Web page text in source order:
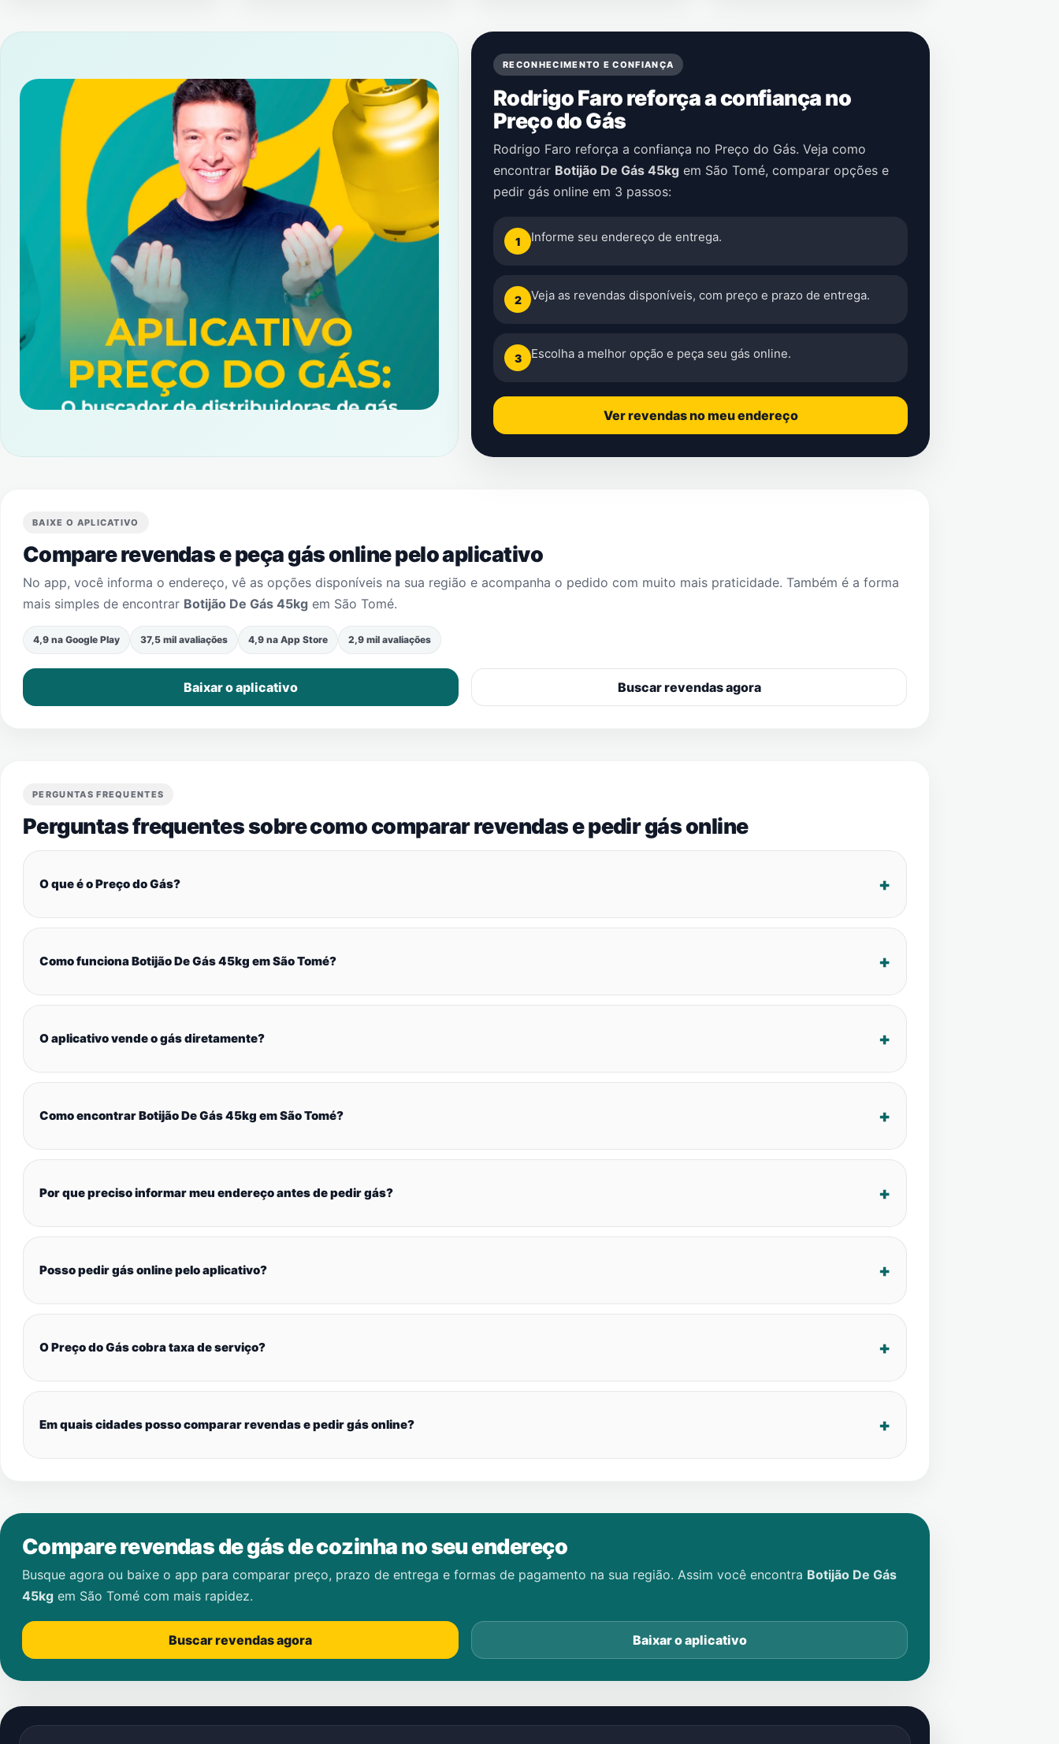
RECONHECIMENTO E CONFIANÇA
Rodrigo Faro reforça a confiança no
Preço do Gás
Rodrigo Faro reforça a confiança no Preço do Gás. Veja como
encontrar Botijão De Gás 45kg em São Tomé, comparar opções e
pedir gás online em 3 passos:
1 Informe seu endereço de entrega.
2 Veja as revendas disponíveis, com preço e prazo de entrega.
3 Escolha a melhor opção e peça seu gás online.
Ver revendas no meu endereço
BAIXE O APLICATIVO
Compare revendas e peça gás online pelo aplicativo
No app, você informa o endereço, vê as opções disponíveis na sua região e acompanha o pedido com muito mais praticidade. Também é a forma
mais simples de encontrar Botijão De Gás 45kg em São Tomé.
4,9 na Google Play 37,5 mil avaliações 4,9 na App Store 2,9 mil avaliações
Baixar o aplicativo Buscar revendas agora
PERGUNTAS FREQUENTES
Perguntas frequentes sobre como comparar revendas e pedir gás online
O que é o Preço do Gás?
Como funciona Botijão De Gás 45kg em São Tomé?
O aplicativo vende o gás diretamente?
Como encontrar Botijão De Gás 45kg em São Tomé?
Por que preciso informar meu endereço antes de pedir gás?
Posso pedir gás online pelo aplicativo?
O Preço do Gás cobra taxa de serviço?
Em quais cidades posso comparar revendas e pedir gás online?
Compare revendas de gás de cozinha no seu endereço
Busque agora ou baixe o app para comparar preço, prazo de entrega e formas de pagamento na sua região. Assim você encontra Botijão De Gás
45kg em São Tomé com mais rapidez.
Buscar revendas agora Baixar o aplicativo